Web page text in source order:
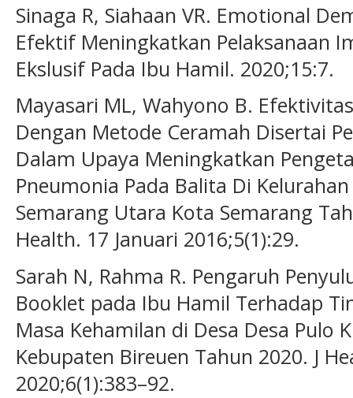
Sinaga R, Siahaan VR. Emotional
Efektif Meningkatkan Pelaksanaan
Ekslusif Pada Ibu Hamil. 2020;15:7.
Mayasari ML, Wahyono B.
Dengan Metode Ceramah Disertai
Dalam Upaya Meningkatkan
Pneumonia Pada Balita Di
Semarang Utara Kota Semarang
Health. 17 Januari 2016;5(1):29.
Sarah N, Rahma R. Pengaruh
Booklet pada Ibu Hamil Terhadap
Masa Kehamilan di Desa Desa Pulo
Kebupaten Bireuen Tahun 2020. J
2020;6(1):383–92.